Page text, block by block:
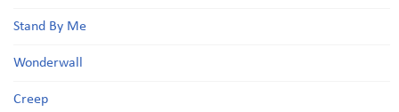
Stand By Me
Wonderwall
Creep